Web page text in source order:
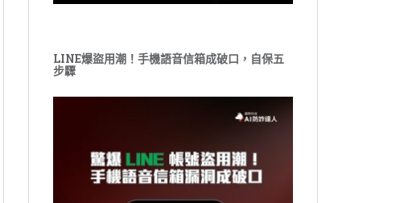
LINE爆盜用潮！手機語音信箱成破口，自保五
步驟